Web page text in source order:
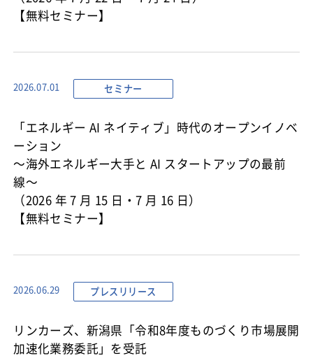
【無料セミナー】
2026.07.01 セミナー
「エネルギー AI ネイティブ」時代のオープンイノベ
ーション
〜海外エネルギー大手と AI スタートアップの最前
線〜
（2026 年 7 月 15 日・7 月 16 日）
【無料セミナー】
2026.06.29 プレスリリース
リンカーズ、新潟県「令和8年度ものづくり市場展開
加速化業務委託」を受託